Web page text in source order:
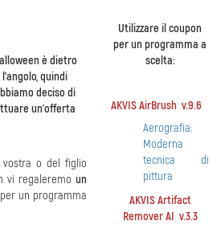
è dietro
l’angolo, quindi
deciso di
un’offerta
o del figlio
vi regaleremo un
per un programma
Utilizzare il coupon
per un programma a
scelta:
AKVIS AirBrush v.9.6
Aerografia:
Moderna
tecnica di
pittura
AKVIS Artifact
Remover AI v.3.3